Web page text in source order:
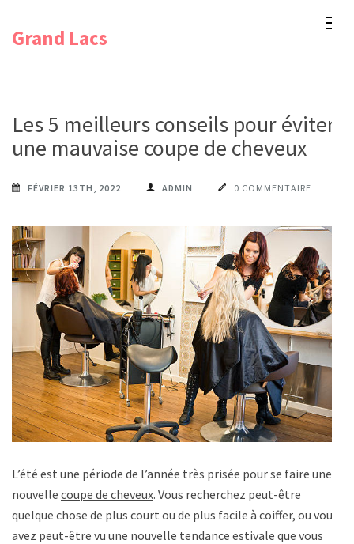
Grand Lacs
Les 5 meilleurs conseils pour éviter
une mauvaise coupe de cheveux
FÉVRIER 13TH, 2022 ADMIN 0 COMMENTAIRE
L’été est une période de l’année très prisée pour se faire une
nouvelle coupe de cheveux. Vous recherchez peut-être
quelque chose de plus court ou de plus facile à coiffer, ou vous
avez peut-être vu une nouvelle tendance estivale que vous